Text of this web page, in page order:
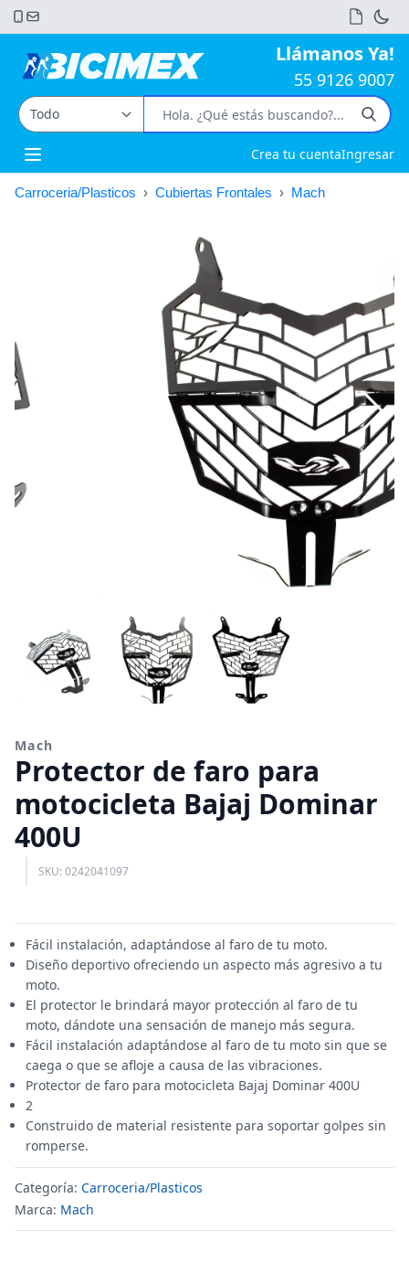
Llámanos Ya!
55 9126 9007
Open main menu Crea tu cuentaIngresar
Carroceria/Plasticos › Cubiertas Frontales › Mach
Mach
Protector de faro para
motocicleta Bajaj Dominar
400U
SKU: 0242041097
Fácil instalación, adaptándose al faro de tu moto.
Diseño deportivo ofreciendo un aspecto más agresivo a tu
moto.
El protector le brindará mayor protección al faro de tu
moto, dándote una sensación de manejo más segura.
Fácil instalación adaptándose al faro de tu moto sin que se
caega o que se afloje a causa de las vibraciones.
Protector de faro para motocicleta Bajaj Dominar 400U
2
Construido de material resistente para soportar golpes sin
romperse.
Categoría: Carroceria/Plasticos
Marca: Mach